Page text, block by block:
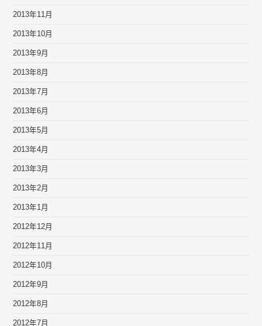
2013年11月
2013年10月
2013年9月
2013年8月
2013年7月
2013年6月
2013年5月
2013年4月
2013年3月
2013年2月
2013年1月
2012年12月
2012年11月
2012年10月
2012年9月
2012年8月
2012年7月